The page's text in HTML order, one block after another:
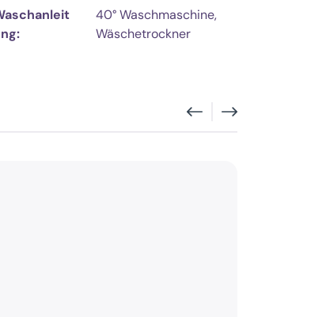
40° Waschmaschine,
Wäschetrockner